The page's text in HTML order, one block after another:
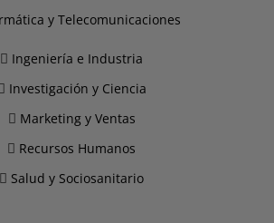
y Telecomunicaciones
Ingeniería e Industria
Investigación y Ciencia
Marketing y Ventas
Recursos Humanos
Salud y Sociosanitario